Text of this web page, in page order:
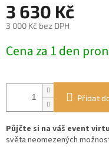
3 630 Kč
3 000 Kč bez DPH
cena:
Cena za 1 den
Přidat
Půjčte si na váš event
světa neomezených